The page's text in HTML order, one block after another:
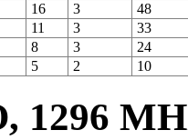
16 3
48
11 3
33
8 3
24
5 2 10
1296